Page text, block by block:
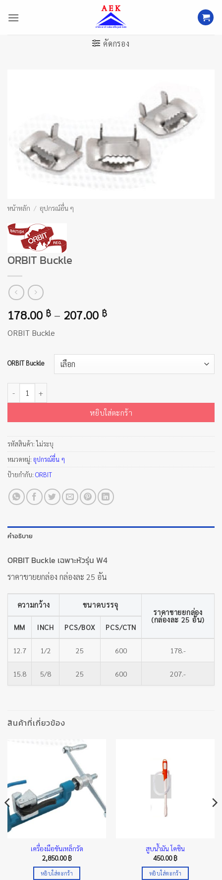
คัดกรอง
หน้าหลัก / อุปกรณ์อื่น ๆ
ORBIT Buckle
178.00 ฿ – 207.00 ฿Price
ORBIT Buckle
ORBIT Buckle
หยิบใส่ตะกร้า
รหัสสินค้า: ไม่ระบุ
หมวดหมู่: อุปกรณ์อื่น ๆ
ป้ายกำกับ: ORBIT
คำอธิบาย
ORBIT Buckle เฉพาะหัวรุ่น W4
ราคาขายยกล่อง กล่องละ 25 อัน
ความกว้าง
ขนาดบรรจุ
ราคาขายยกล่อง
(กล่องละ 25 อัน)
MM
INCH PCS/BOX PCS/CTN
12.7 1/2 25 600 178.-
15.8 5/8 25 600 207.-
สินค้าที่เกี่ยวข้อง
เครื่องมือขันเหล็กรัด
2,850.00฿
หยิบใส่ตะกร้า
สูบน้ำมัน โคชิน
450.00฿
หยิบใส่ตะกร้า